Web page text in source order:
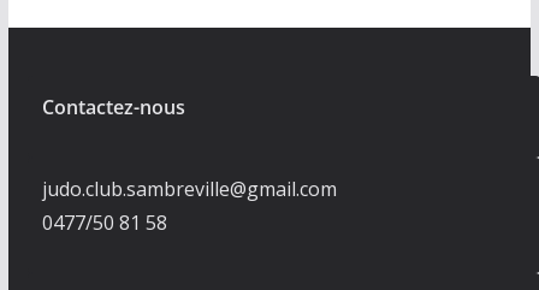
Contactez-nous
judo.club.sambreville@gmail.com
0477/50 81 58